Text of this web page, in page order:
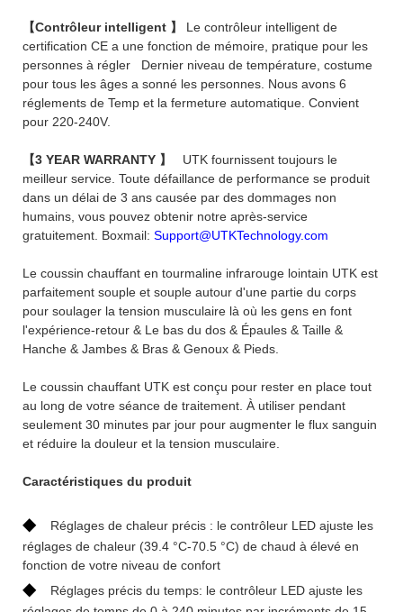
【Contrôleur intelligent 】 Le contrôleur intelligent de
certification CE a une fonction de mémoire, pratique pour les
personnes à régler Dernier niveau de température, costume
pour tous les âges a sonné les personnes. Nous avons 6
réglements de Temp et la fermeture automatique. Convient
pour 220-240V.
【3 YEAR WARRANTY 】
UTK fournissent toujours le
meilleur service. Toute défaillance de performance se produit
dans un délai de 3 ans causée par des dommages non
humains, vous pouvez obtenir notre après-service
gratuitement. Boxmail: Support@UTKTechnology.com
Le coussin chauffant en tourmaline infrarouge lointain UTK est
parfaitement souple et souple autour d'une partie du corps
pour soulager la tension musculaire là où les gens en font
l'expérience-retour & Le bas du dos & Épaules & Taille &
Hanche & Jambes & Bras & Genoux & Pieds.
Le coussin chauffant UTK est conçu pour rester en place tout
au long de votre séance de traitement. À utiliser pendant
seulement 30 minutes par jour pour augmenter le flux sanguin
et réduire la douleur et la tension musculaire.
Caractéristiques du produit
◆
Réglages de chaleur précis : le contrôleur LED ajuste les
réglages de chaleur (39.4 °C-70.5 °C) de chaud à élevé en
fonction de votre niveau de confort
◆
Réglages précis du temps: le contrôleur LED ajuste les